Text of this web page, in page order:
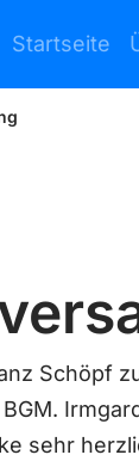
Startseite
Schöpf
sehr